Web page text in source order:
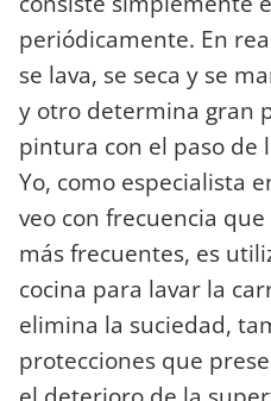
periódicamente. En
se lava, se seca y se
y otro determina gran
pintura con el paso de
Yo, como especialista
veo con frecuencia
más frecuentes, es
cocina para lavar la
elimina la suciedad,
protecciones que